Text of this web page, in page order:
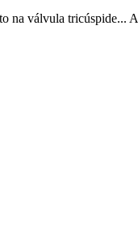
válvula tricúspide...